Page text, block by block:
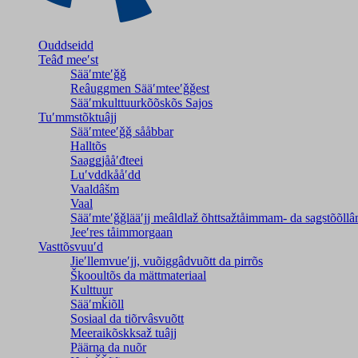
Ouddseidd
Teâđ meeʹst
Sääʹmteʹǧǧ
Reâuggmen Sääʹmteeʹǧǧest
Sääʹmkulttuurkõõskõs Sajos
Tuʹmmstõktuâjj
Sääʹmteeʹǧǧ sååbbar
Halltõs
Saaǥǥjååʹđteei
Luʹvddkååʹdd
Vaaldâšm
Vaal
Sääʹmteʹǧǧlääʹjj meâldlaž õhttsažtåimmam- da
Jeeʹres tåimmorgaan
Vasttõsvuuʹd
Jieʹllemvueʹjj, vuõiggâdvuõtt da pirrõs
Škooultõs da mättmateriaal
Kulttuur
Sääʹmǩiõll
Sosiaal da tiõrvâsvuõtt
Meeraikõskksaž tuâjj
Päärna da nuõr